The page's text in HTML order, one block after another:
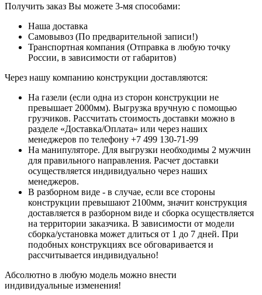
Получить заказ Вы можете 3-мя способами:
Наша доставка
Самовывоз (По предварительной записи!)
Транспортная компания (Отправка в любую точку
России, в зависимости от габаритов)
Через нашу компанию конструкции доставляются:
На газели (если одна из сторон конструкции не
превышает 2000мм). Выгрузка вручную с помощью
грузчиков. Рассчитать стоимость доставки можно в
разделе «Доставка/Оплата» или через наших
менеджеров по телефону +7 499 130-71-99
На манипуляторе. Для выгрузки необходимы 2 мужчин
для правильного направления. Расчет доставки
осуществляется индивидуально через наших
менеджеров.
В разборном виде - в случае, если все стороны
конструкции превышают 2100мм, значит конструкция
доставляется в разборном виде и сборка осуществляется
на территории заказчика. В зависимости от модели
сборка/установка может длиться от 1 до 7 дней. При
подобных конструкциях все обговаривается и
рассчитывается индивидуально!
Абсолютно в любую модель можно внести
индивидуальные изменения!